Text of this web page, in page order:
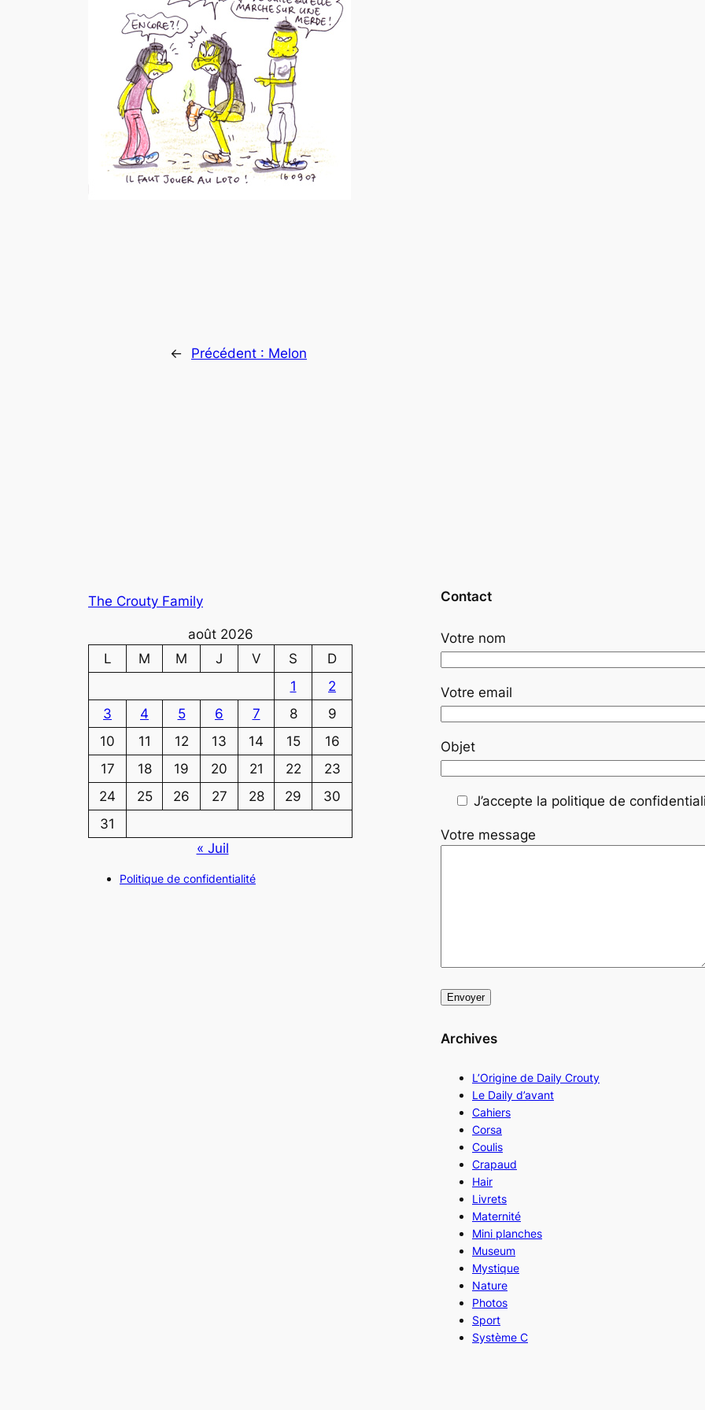
← Précédent : Melon
The Crouty Family
août 2026
L
M M J V S
D
1
2
3
4 5 6 7 8
9
10
11 12 13 14 15
16
17
18 19 20 21 22
23
24
25 26 27 28 29
30
31
« Juil
Politique de confidentialité
Contact
Votre nom
Votre email
Objet
J’accepte la politique de
Votre message
Archives
L’Origine de Daily Crouty
Le Daily d’avant
Cahiers
Corsa
Coulis
Crapaud
Hair
Livrets
Maternité
Mini planches
Museum
Mystique
Nature
Photos
Sport
Système C